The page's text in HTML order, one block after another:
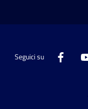
Seguici su